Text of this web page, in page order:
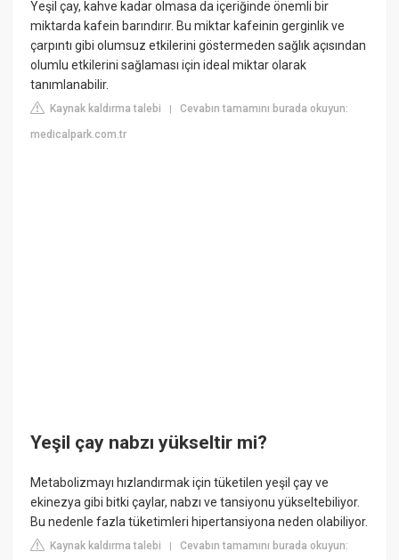
Yeşil çay, kahve kadar olmasa da içeriğinde önemli bir
miktarda kafein barındırır. Bu miktar kafeinin gerginlik ve
çarpıntı gibi olumsuz etkilerini göstermeden sağlık açısından
olumlu etkilerini sağlaması için ideal miktar olarak
tanımlanabilir.
Kaynak kaldırma talebi |Cevabın tamamını burada okuyun:
medicalpark.com.tr
Yeşil çay nabzı yükseltir mi?
Metabolizmayı hızlandırmak için tüketilen yeşil çay ve
ekinezya gibi bitki çaylar, nabzı ve tansiyonu yükseltebiliyor.
Bu nedenle fazla tüketimleri hipertansiyona neden olabiliyor.
Kaynak kaldırma talebi |Cevabın tamamını burada okuyun: